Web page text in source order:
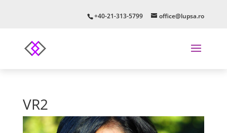
+40-21-313-5799 office@lupsa.ro
VR2